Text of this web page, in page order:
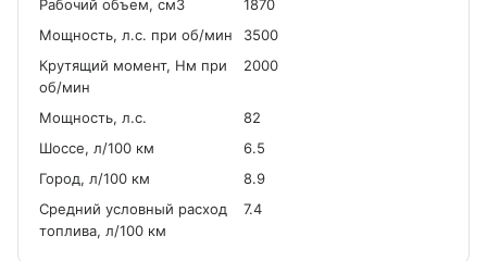
Рабочий объем, см3
1870
Мощность, л.с. при об/мин
3500
Крутящий момент, Нм при
об/мин
2000
Мощность, л.с.
82
Шоссе, л/100 км
6.5
Город, л/100 км
8.9
Средний условный расход
топлива, л/100 км
7.4